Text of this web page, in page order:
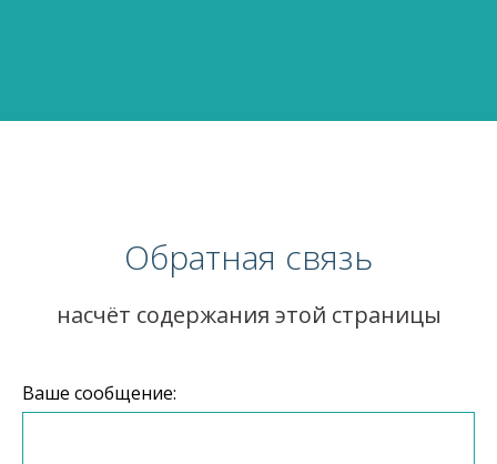
Обратная связь
насчёт содержания этой страницы
Ваше сообщение: